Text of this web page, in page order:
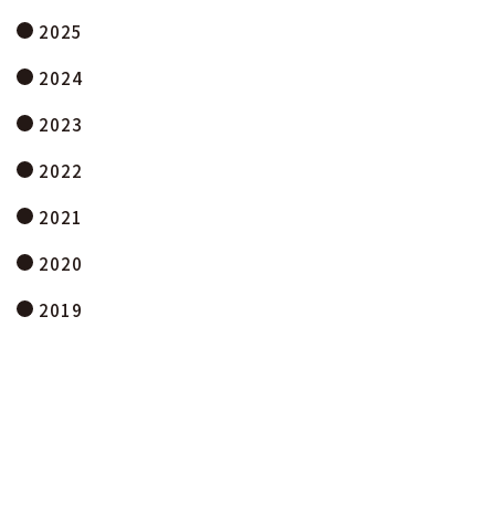
2025
2024
2023
2022
2021
2020
2019